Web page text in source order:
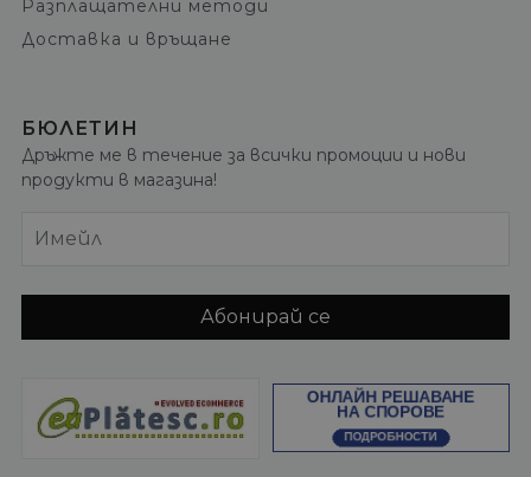
Разплащателни методи
Доставка и връщане
БЮЛЕТИН
Дръжте ме в течение за всички промоции и нови
продукти в магазина!
Имейл
Абонирай се